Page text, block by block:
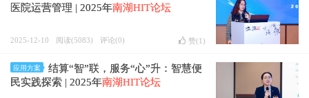
医院运营管理 | 2025年南湖HIT论坛
2025-12-10 阅读(5083) 评论(0) 赞(1 )
应用方案
结算“智”联，服务“心”升：智慧便
民实践探索 | 2025年南湖HIT论坛